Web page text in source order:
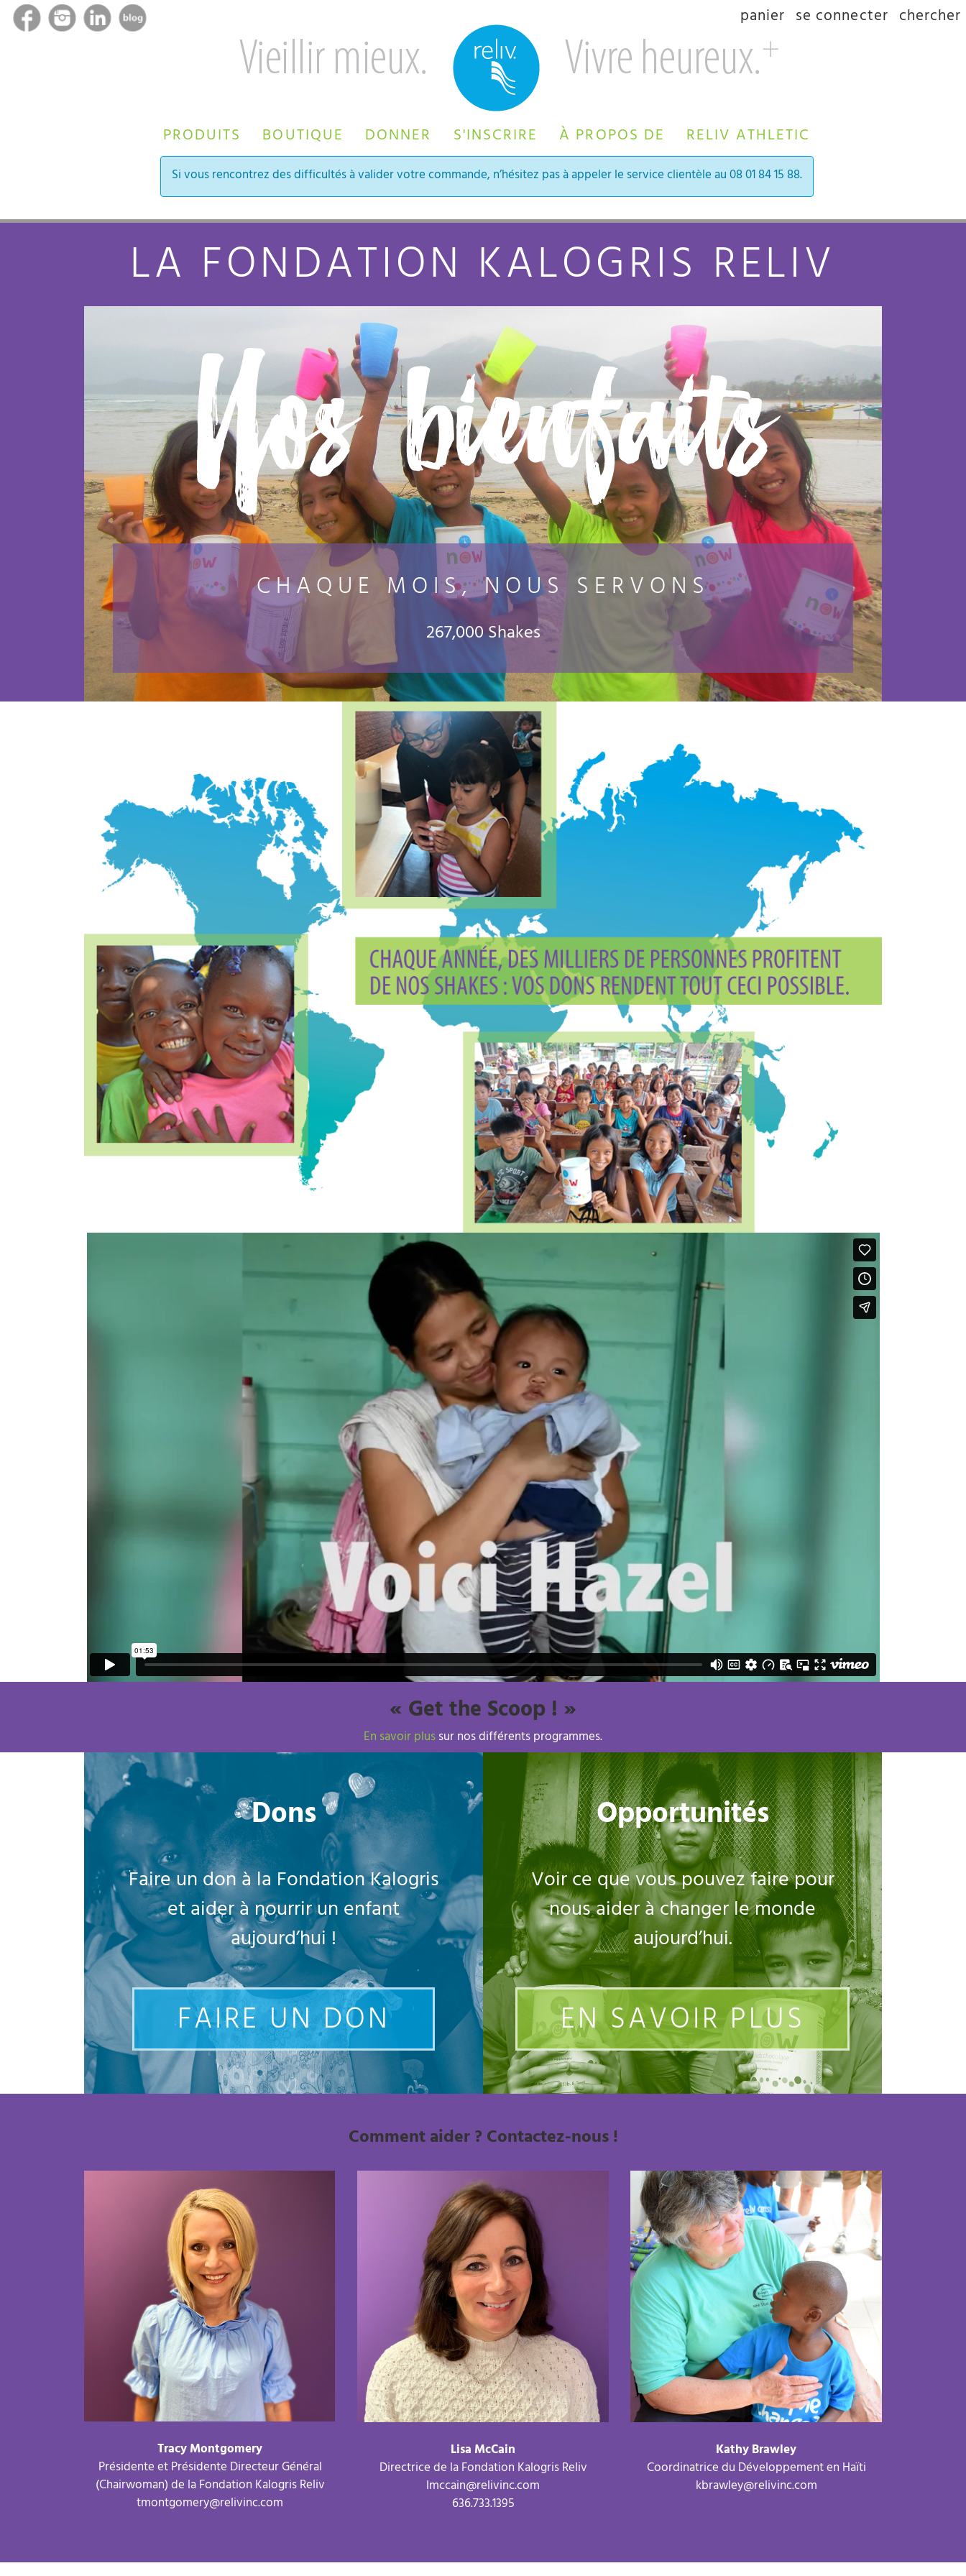
panier se connecter chercher
PRODUITS BOUTIQUE DONNER S'INSCRIRE À PROPOS DE RELIV ATHLETIC
Si vous rencontrez des difficultés à valider votre commande, n’hésitez pas à appeler le service clientèle au 08 01 84 15 88.
LA FONDATION KALOGRIS RELIV
Nos bienfaits
CHAQUE MOIS, NOUS SERVONS
267,000 Shakes
« Get the Scoop ! »
En savoir plussur nos différents programmes.
Dons
Faire un don à la Fondation Kalogris
et aider à nourrir un enfant
aujourd’hui !
FAIRE UN DON
Opportunités
Voir ce que vous pouvez faire pour
nous aider à changer le monde
aujourd’hui.
EN SAVOIR PLUS
Comment aider ? Contactez-nous !
Tracy Montgomery
Présidente et Présidente Directeur Général
(Chairwoman) de la Fondation Kalogris Reliv
tmontgomery@relivinc.com
Lisa McCain
Directrice de la Fondation Kalogris Reliv
lmccain@relivinc.com
636.733.1395
Kathy Brawley
Coordinatrice du Développement en Haïti
kbrawley@relivinc.com